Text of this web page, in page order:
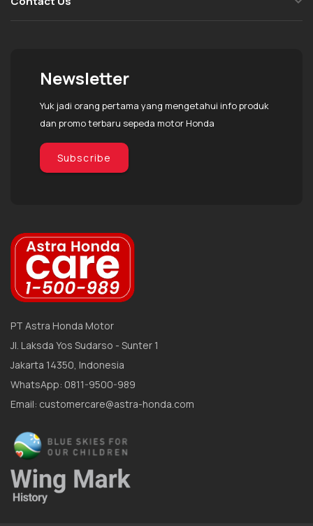
Newsletter
Yuk jadi orang pertama yang mengetahui info produk
dan promo terbaru sepeda motor Honda
Subscribe
PT Astra Honda Motor
Jl. Laksda Yos Sudarso - Sunter 1
Jakarta 14350, Indonesia
WhatsApp: 0811-9500-989
Email: customercare@astra-honda.com